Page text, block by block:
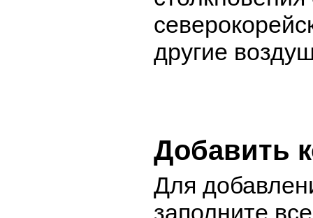
другие
Добавить
Для
заполните